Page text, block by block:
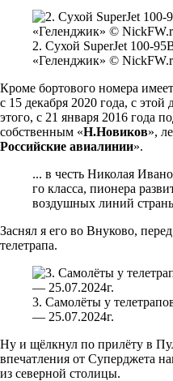
2. Сухой SuperJet 100-
«Геленджик» ©
Кроме бортового номера
с 15 декабря 2020 года, с
этого, с 21 января 2016 года
собственным «Н.Новиков»,
Российские авиалинии».
... в честь Николая
го класса, пионера
воздушных линий
Заснял я его во Внуково,
телетрапа.
3. Самолёты у
— 25.07.2024г.
Ну и щёлкнул по прилёту в
впечатления от Суперджета
из северной столицы.